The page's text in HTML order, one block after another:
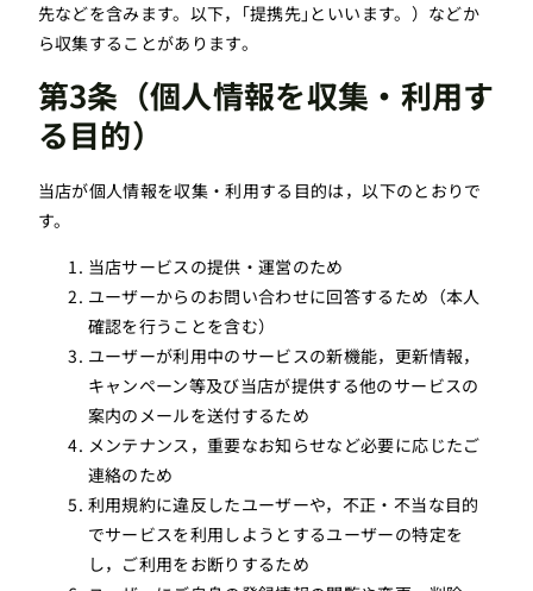
先などを含みます。以下，｢提携先｣といいます。）などか
ら収集することがあります。
第3条（個人情報を収集・利用す
る目的）
当店が個人情報を収集・利用する目的は，以下のとおりで
す。
当店サービスの提供・運営のため
ユーザーからのお問い合わせに回答するため（本人
確認を行うことを含む）
ユーザーが利用中のサービスの新機能，更新情報，
キャンペーン等及び当店が提供する他のサービスの
案内のメールを送付するため
メンテナンス，重要なお知らせなど必要に応じたご
連絡のため
利用規約に違反したユーザーや，不正・不当な目的
でサービスを利用しようとするユーザーの特定を
し，ご利用をお断りするため